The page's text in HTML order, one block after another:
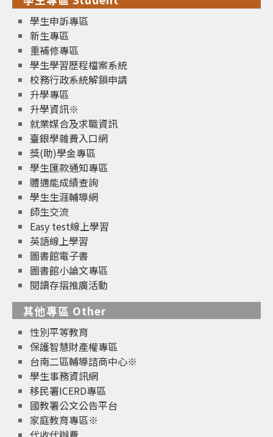
學生申訴專區
新生專區
重補修專區
學生學習歷程檔案系統
校務行政系統解鎖申請
升學專區
升學資訊※
就業媒合及求職資訊
臺銀學雜費入口網
獎(助)學金專區
學生匯款通知專區
體適能成績查詢
學生生涯輔導網
師生交流
Easy test線上學習
英語線上學習
圖書館電子書
圖書館小論文專區
閱讀存摺推廣活動
其他專區 Other
性別平等教育
保護智慧財產權專區
台南二區輔導諮商中心※
學生事務資訊網
移民署ICERD專區
國教署公文公告平台
家庭教育專區※